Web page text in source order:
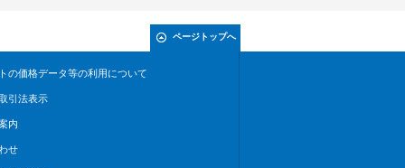
ページトップへ
の価格データ等の利用について
引法表示
内
せ